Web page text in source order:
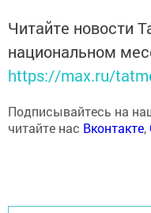
Читайте новости
национальном
https://max.ru/
Подписывайтесь на
читайте нас Вконтакте,